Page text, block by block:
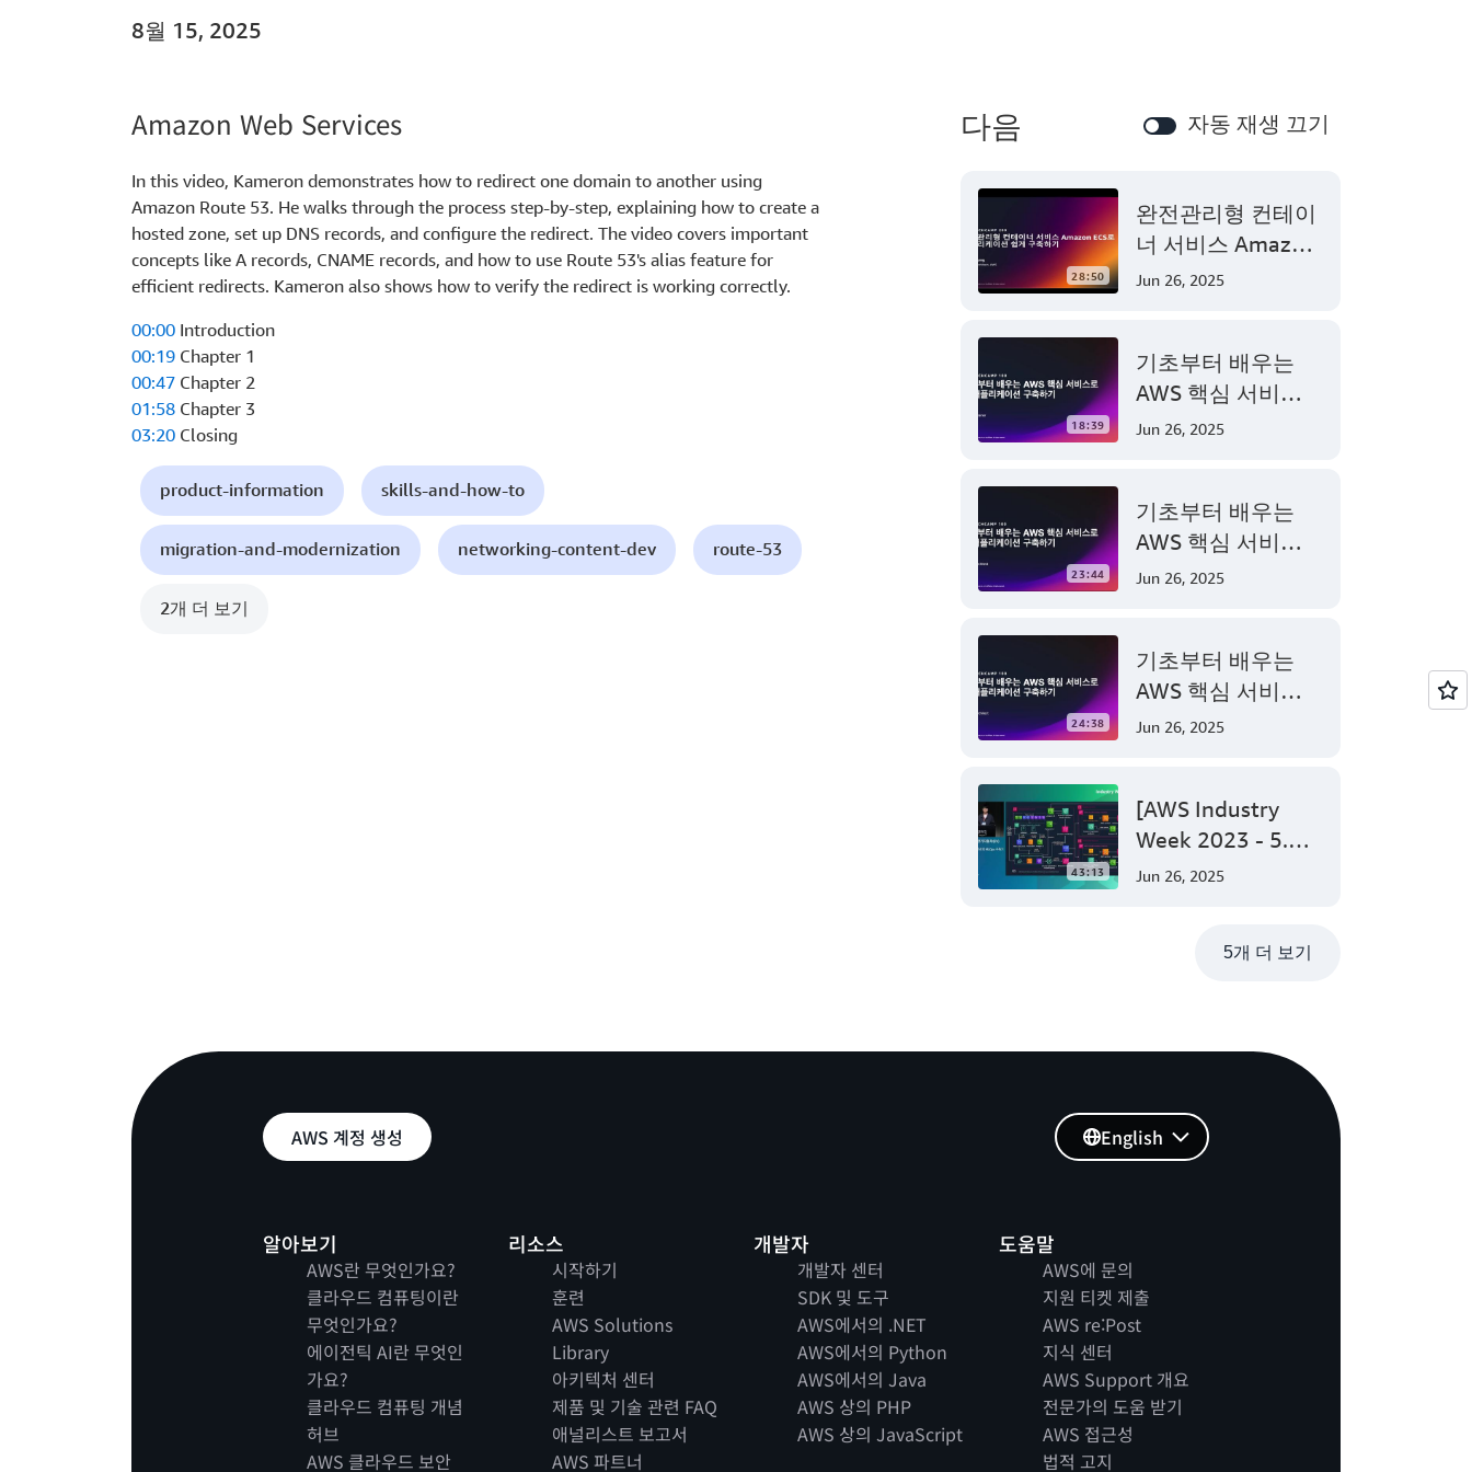
8월 15, 2025
Amazon Web Services
In this video, Kameron demonstrates how to redirect one domain to another using
Amazon Route 53. He walks through the process step-by-step, explaining how to create a
hosted zone, set up DNS records, and configure the redirect. The video covers important
concepts like A records, CNAME records, and how to use Route 53's alias feature for
efficient redirects. Kameron also shows how to verify the redirect is working correctly.
00:00 Introduction
00:19 Chapter 1
00:47 Chapter 2
01:58 Chapter 3
03:20 Closing
product-information skills-and-how-to
migration-and-modernization networking-content-dev route-53
2개 더 보기
다음 자동 재생 끄기
28:50
완전관리형 컨테이
너 서비스 Amazon
ECS로 애플리케이
Jun 26, 2025
18:39
기초부터 배우는
AWS 핵심 서비스
로 웹 애플리케이션
Jun 26, 2025
23:44
기초부터 배우는
AWS 핵심 서비스
로 웹 애플리케이션
Jun 26, 2025
24:38
기초부터 배우는
AWS 핵심 서비스
로 웹 애플리케이션
Jun 26, 2025
43:13
[AWS Industry
Week 2023 - 5.3]
AI를 활용한 전기자
MLOps 구축기
Jun 26, 2025
5개 더 보기
AWS 계정 생성
알아보기
AWS란 무엇인가요?
클라우드 컴퓨팅이란
무엇인가요?
에이전틱 AI란 무엇인
가요?
클라우드 컴퓨팅 개념
허브
AWS 클라우드 보안
리소스
시작하기
훈련
AWS Solutions
Library
아키텍처 센터
제품 및 기술 관련 FAQ
애널리스트 보고서
AWS 파트너
개발자
개발자 센터
SDK 및 도구
AWS에서의 .NET
AWS에서의 Python
AWS에서의 Java
AWS 상의 PHP
AWS 상의 JavaScript
도움말
AWS에 문의
지원 티켓 제출
AWS re:Post
지식 센터
AWS Support 개요
전문가의 도움 받기
AWS 접근성
법적 고지
English